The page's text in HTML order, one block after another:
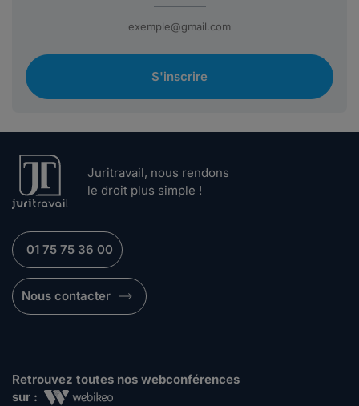
S'inscrire
Juritravail, nous rendons
le droit plus simple !
01 75 75 36 00
Nous contacter
Retrouvez toutes nos webconférences
sur :